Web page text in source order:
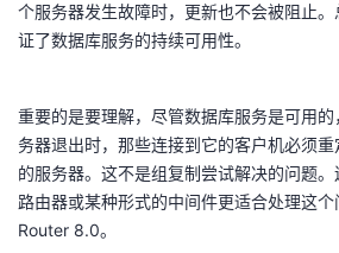
个服务器发生故障时，更新也不会被阻止
证了数据库服务的持续可用性。
重要的是要理解，尽管数据库服务是可用
务器退出时，那些连接到它的客户机必须
的服务器。这不是组复制尝试解决的问题。
路由器或某种形式的中间件更适合处理这个
Router 8.0。